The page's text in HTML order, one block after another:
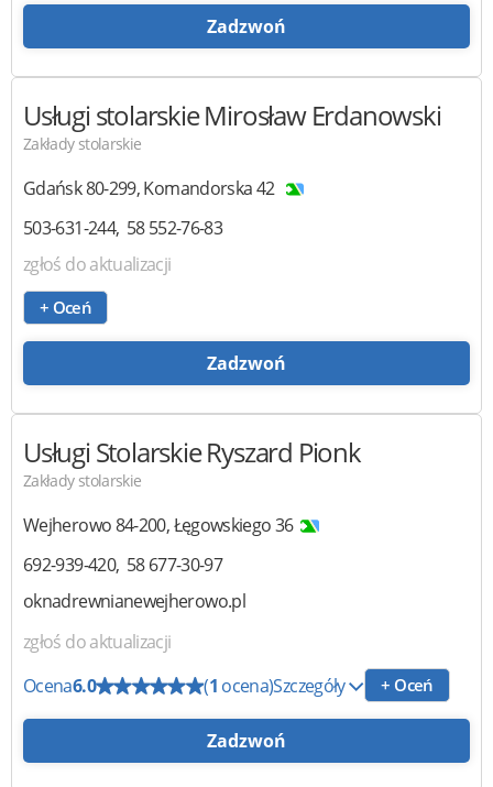
Zadzwoń
Usługi stolarskieMirosław Erdanowski
Zakłady stolarskie
Gdańsk80-299,Komandorska 42
503-631-244 58 552-76-83
zgłoś do aktualizacji
+ Oceń
Zadzwoń
Usługi StolarskieRyszard Pionk
Zakłady stolarskie
Wejherowo84-200,Łęgowskiego 36
692-939-420 58 677-30-97
oknadrewnianewejherowo.pl
zgłoś do aktualizacji
Ocena6.0 (1 ocena)Szczegóły + Oceń
Zadzwoń